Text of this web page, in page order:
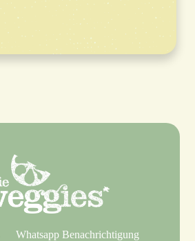
Whatsapp Benachrichtigung